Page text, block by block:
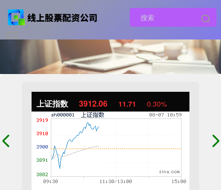
上证指数 3912.06 11.71 0.30%